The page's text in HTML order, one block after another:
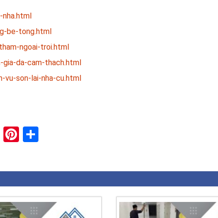
nha.html
be-tong.html
ngoai-troi.html
gia-da-cam-thach.html
vu-son-lai-nha-cu.html
XINGPinterest